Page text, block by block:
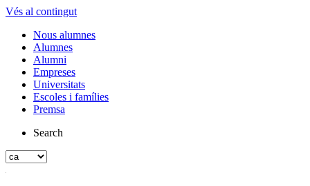
Vés al contingut
Nous alumnes
Alumnes
Alumni
Empreses
Universitats
Escoles i famílies
Premsa
Search